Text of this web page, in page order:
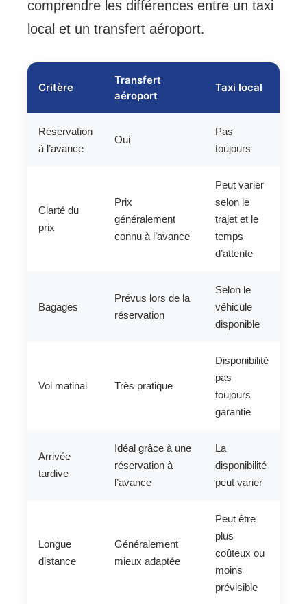
comprendre les différences entre un taxi
local et un transfert aéroport.
Critère
Transfert
aéroport
Taxi local
Réservation
à l’avance
Oui
Pas
toujours
Clarté du
prix
Prix
généralement
connu à l’avance
Peut varier
selon le
trajet et le
temps
d’attente
Bagages
Prévus lors de la
réservation
Selon le
véhicule
disponible
Vol matinal Très pratique
Disponibilité
pas
toujours
garantie
Arrivée
tardive
Idéal grâce à une
réservation à
l’avance
La
disponibilité
peut varier
Longue
distance
Généralement
mieux adaptée
Peut être
plus
coûteux ou
moins
prévisible